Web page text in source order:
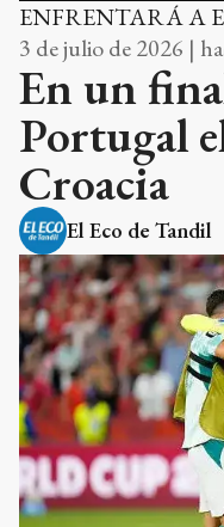
ENFRENTARÁ A
3 de julio de 2026 |
En un
Portugal
Croacia
El Eco de Tandil